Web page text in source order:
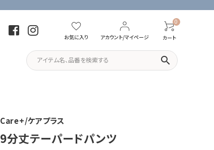
お気に入り アカウント/マイページ
0
カート
search
Care+/ケアプラス
9分丈テーパードパンツ